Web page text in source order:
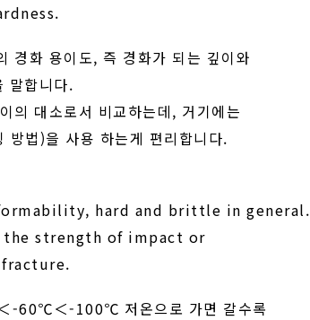
경화 용이도, 즉 경화가 되는 깊이와
말합니다.
의 대소로서 비교하는데, 거기에는
방법)을 사용 하는게 편리합니다.
hard and brittle in general.
strength of impact or
＜-100℃ 저온으로 가면 갈수록